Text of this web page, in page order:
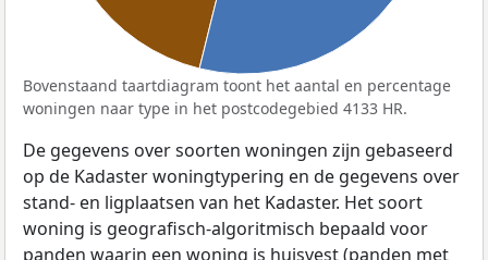
Bovenstaand taartdiagram toont het aantal en percentage
woningen naar type in het postcodegebied 4133 HR.
De gegevens over soorten woningen zijn gebaseerd
op de Kadaster woningtypering en de gegevens over
stand- en ligplaatsen van het Kadaster. Het soort
woning is geografisch-algoritmisch bepaald voor
panden waarin een woning is huisvest (panden met